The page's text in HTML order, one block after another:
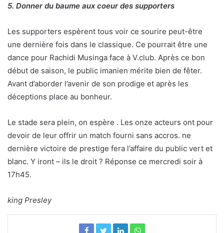
5. Donner du baume aux coeur des supporters
Les supporters espèrent tous voir ce sourire peut-être
une dernière fois dans le classique. Ce pourrait être une
dance pour Rachidi Musinga face à V.club. Après ce bon
début de saison, le public imanien mérite bien de fêter.
Avant d’aborder l’avenir de son prodige et après les
déceptions place au bonheur.
Le stade sera plein, on espère . Les onze acteurs ont pour
devoir de leur offrir un match fourni sans accros. ne
dernière victoire de prestige fera l’affaire du public vert et
blanc. Y iront – ils le droit ? Réponse ce mercredi soir à
17h45.
king Presley